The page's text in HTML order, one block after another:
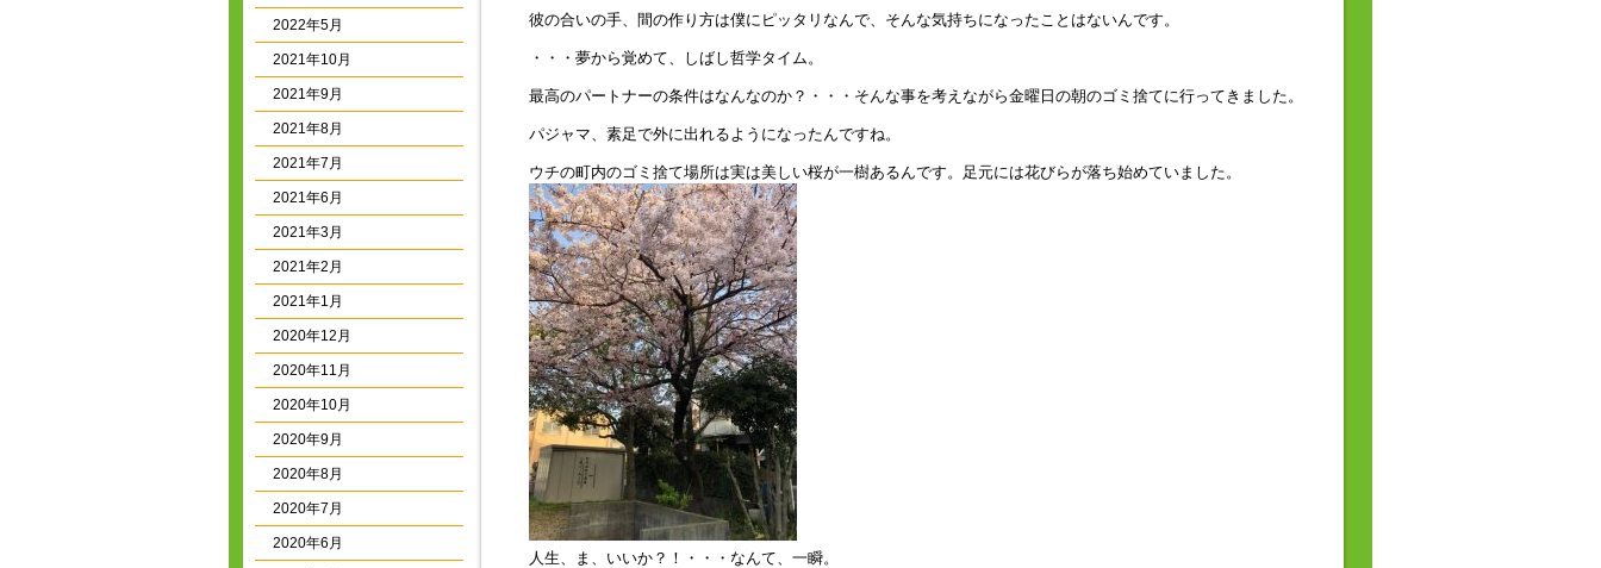
2022年5月
2021年10月
2021年9月
2021年8月
2021年7月
2021年6月
2021年3月
2021年2月
2021年1月
2020年12月
2020年11月
2020年10月
2020年9月
2020年8月
2020年7月
2020年6月
彼の合いの手、間の作り方は僕にピッタリなんで、そんな気持ちになったことはないんです。
・・・夢から覚めて、しばし哲学タイム。
最高のパートナーの条件はなんなのか？・・・そんな事を考えながら金曜日の朝のゴミ捨てに行ってきました。
パジャマ、素足で外に出れるようになったんですね。
ウチの町内のゴミ捨て場所は実は美しい桜が一樹あるんです。足元には花びらが落ち始めていました。
人生、ま、いいか？！・・・なんて、一瞬。